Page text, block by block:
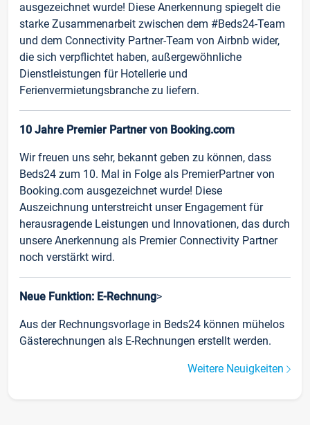
ausgezeichnet wurde! Diese Anerkennung spiegelt die
starke Zusammenarbeit zwischen dem #Beds24-Team
und dem Connectivity Partner-Team von Airbnb wider,
die sich verpflichtet haben, außergewöhnliche
Dienstleistungen für Hotellerie und
Ferienvermietungsbranche zu liefern.
10 Jahre Premier Partner von Booking.com
Wir freuen uns sehr, bekannt geben zu können, dass
Beds24 zum 10. Mal in Folge als PremierPartner von
Booking.com ausgezeichnet wurde! Diese
Auszeichnung unterstreicht unser Engagement für
herausragende Leistungen und Innovationen, das durch
unsere Anerkennung als Premier Connectivity Partner
noch verstärkt wird.
Neue Funktion: E-Rechnung>
Aus der Rechnungsvorlage in Beds24 können mühelos
Gästerechnungen als E-Rechnungen erstellt werden.
Weitere Neuigkeiten